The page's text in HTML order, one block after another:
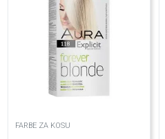
FARBE ZA KOSU